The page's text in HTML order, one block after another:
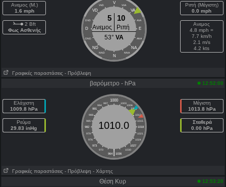
Ανεμος (Μ.)
1.6 mph
2 Bft
Φως Ασθενής
V
VVD VVA
VD VA
DVD AVA
D E
DND ANA
ND NA
NND NNA
N
5 10
Ανεμος
Ριπή
53° VA
Ριπή (Μέγιστη)
0.0 mph
Ανεμος
4.8 mph =
7.7 km/h
2.1 m/s
4.2 kts
Γραφικές παραστάσεις - Πρόβλεψη
βαρόμετρο - hPa 12:52:00
Ελάχιστη
1009.8 hPa
Ρεύμα
29.83 inHg
1000
997 1003
994
1006
991
1009
988
1012
985
1015
982
1018
979
1021
976
1024
973
1027
970
1030
|
964 1036
1010.0
Μέγιστη
1013.8 hPa
Σταθερά
0.00 hPa
Γραφικές παραστάσεις - Πρόβλεψη - Χάρτης
Θέση Κυρ 12:53:20